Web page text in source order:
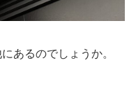
あるのでしょうか。